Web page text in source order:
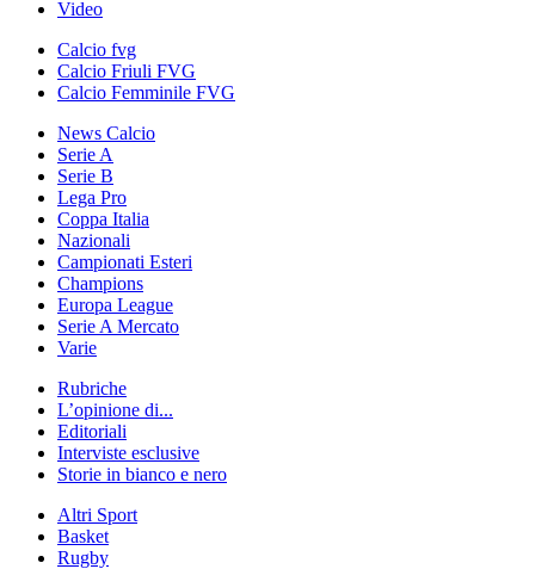
Video
Calcio fvg
Calcio Friuli FVG
Calcio Femminile FVG
News Calcio
Serie A
Serie B
Lega Pro
Coppa Italia
Nazionali
Campionati Esteri
Champions
Europa League
Serie A Mercato
Varie
Rubriche
L’opinione di...
Editoriali
Interviste esclusive
Storie in bianco e nero
Altri Sport
Basket
Rugby